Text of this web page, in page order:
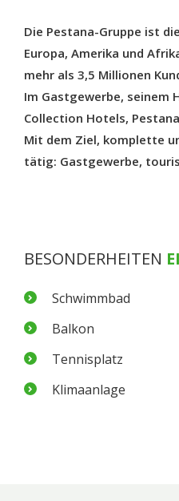
Die Pestana-Gruppe ist
Europa, Amerika und
mehr als 3,5 Millionen
Im Gastgewerbe, seinem
Collection Hotels,
Mit dem Ziel, komplette
tätig: Gastgewerbe,
BESONDERHEITEN
Schwimmbad
Balkon
Tennisplatz
Klimaanlage